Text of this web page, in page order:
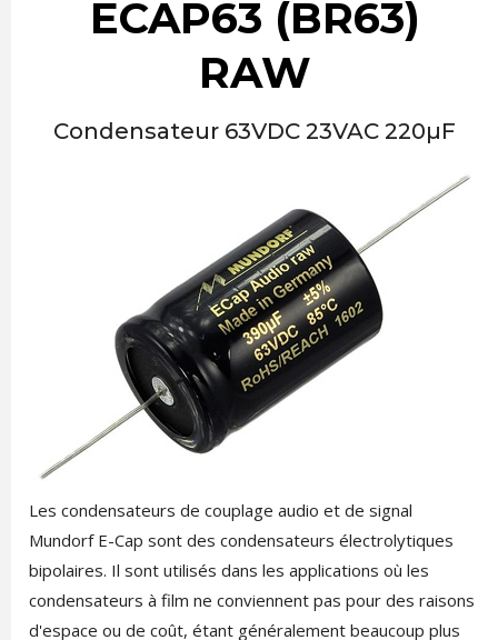
ECAP63 (BR63)
RAW
Condensateur 63VDC 23VAC 220µF
Les condensateurs de couplage audio et de signal
Mundorf E-Cap sont des condensateurs électrolytiques
bipolaires. Il sont utilisés dans les applications où les
condensateurs à film ne conviennent pas pour des raisons
d'espace ou de coût, étant généralement beaucoup plus